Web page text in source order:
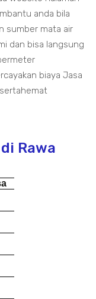
anda bila
sumber mata air
dan bisa langsung
biaya Jasa
Rawa